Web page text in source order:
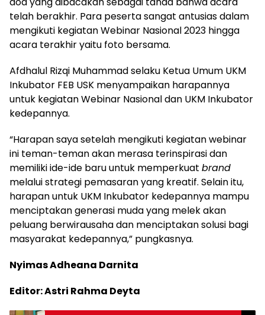
telah berakhir. Para peserta sangat antusias dalam
mengikuti kegiatan Webinar Nasional 2023 hingga
acara terakhir yaitu foto bersama.
Afdhalul Rizqi Muhammad selaku Ketua Umum UKM
Inkubator FEB USK menyampaikan harapannya
untuk kegiatan Webinar Nasional dan UKM Inkubator
kedepannya.
“Harapan saya setelah mengikuti kegiatan webinar
ini teman-teman akan merasa terinspirasi dan
memiliki ide-ide baru untuk memperkuat brand
melalui strategi pemasaran yang kreatif. Selain itu,
harapan untuk UKM Inkubator kedepannya mampu
menciptakan generasi muda yang melek akan
peluang berwirausaha dan menciptakan solusi bagi
masyarakat kedepannya,” pungkasnya.
Nyimas Adheana Darnita
Editor: Astri Rahma Deyta